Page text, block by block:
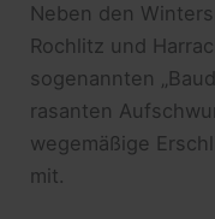
Neben den
Rochlitz und
sogenannten
rasanten
wegemäßige
mit.